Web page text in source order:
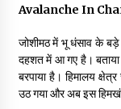
Avalanche In
जोशीमठ में भू धंसाव के बड़े
दहशत में आ गए है। बताया
बरपाया है। हिमालय
उठ गया और अब इस